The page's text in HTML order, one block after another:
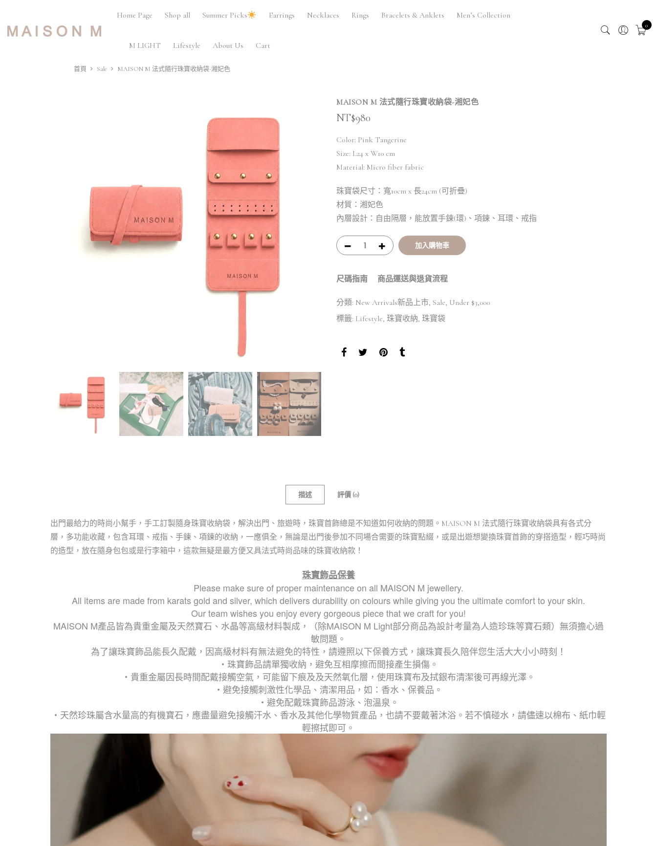
Home Page Shop all Summer Picks Earrings Necklaces Rings Bracelets & Anklets Men’s Collection
M LIGHT Lifestyle About Us Cart
0
首頁 Sale MAISON M 法式隨行珠寶收納袋-湘妃色
MAISON M 法式隨行珠寶收納袋-湘妃色
NT$980
Color: Pink Tangerine
Size: L24 x W10 cm
Material: Micro fiber fabric
珠寶袋尺寸：寬10cm x 長24cm (可折疊)
材質：湘妃色
內層設計：自由隔層，能放置手鍊(環)、項鍊、耳環、戒指
加入購物車
尺碼指南 商品運送與退貨流程
分類: New Arrivals新品上市, Sale, Under $3,000
標籤: Lifestyle, 珠寶收納, 珠寶袋
描述 評價 (0)
出門最給力的時尚小幫手，手工訂製隨身珠寶收納袋，解決出門、旅遊時，珠寶首飾總是不知道如何收納的問題。MAISON M 法式隨行珠寶收納袋具有各式分
層，多功能收藏，包含耳環、戒指、手鍊、項鍊的收納，一應俱全，無論是出門後參加不同場合需要的珠寶點綴，或是出遊想變換珠寶首飾的穿搭造型，輕巧時尚
的造型，放在隨身包包或是行李箱中，這款無疑是最方便又具法式時尚品味的珠寶收納款！
珠寶飾品保養
Please make sure of proper maintenance on all MAISON M jewellery.
All items are made from karats gold and silver, which delivers durability on colours while giving you the ultimate comfort to your skin.
Our team wishes you enjoy every gorgeous piece that we craft for you!
MAISON M產品皆為貴重金屬及天然寶石、水晶等高級材料製成，
（除MAISON M Light部分商品為設計考量為人造珍珠等寶石類） 無須擔心過
敏問題。
為了讓珠寶飾品能長久配戴，因高級材料有無法避免的特性，請遵照以下保養方式，讓珠寶長久陪伴您生活大大小小時刻！
・珠寶飾品請單獨收納，避免互相摩擦而間接產生損傷。
・貴重金屬因長時間配戴接觸空氣，可能留下痕及及天然氧化層，使用珠寶布及拭銀布清潔後可再線光澤。
・避免接觸刺激性化學品、清潔用品，如：香水、保養品。
・避免配戴珠寶飾品游泳、泡溫泉。
・天然珍珠屬含水量高的有機寶石，應盡量避免接觸汗水、香水及其他化學物質產品，也請不要戴著沐浴。若不慎碰水，請儘速以棉布、紙巾輕
輕擦拭即可。